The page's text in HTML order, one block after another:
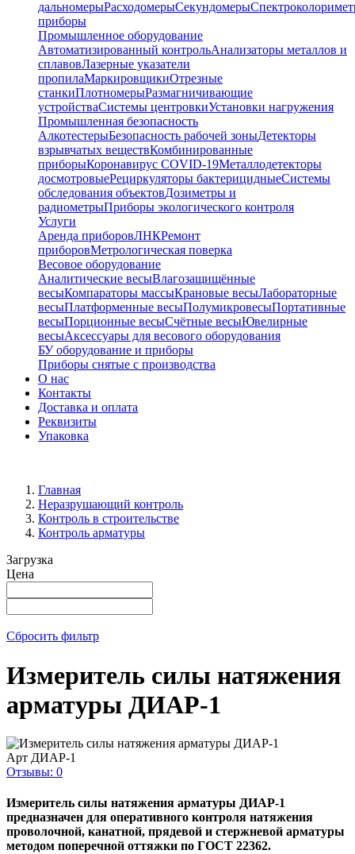
дальномерыРасходомерыСекундомеры
приборы
Промышленное оборудование
Автоматизированный контрольАнализаторы металлов и
сплавовЛазерные указатели
пропилаМаркировщикиОтрезные
станкиПлотномерыРазмагничивающие
устройстваСистемы центровкиУстановки нагружения
Промышленная безопасность
АлкотестерыБезопасность рабочей зоныДетекторы
взрывчатых веществКомбинированные
приборыКоронавирус COVID-19Металлодетекторы
досмотровыеРециркуляторы бактерицидныеСистемы
обследования объектовДозиметры и
радиометрыПриборы экологического контроля
Услуги
Аренда приборовЛНКРемонт
приборовМетрологическая поверка
Весовое оборудование
Аналитические весыВлагозащищённые
весыКомпараторы массыКрановые весыЛабораторные
весыПлатформенные весыПолумикровесыПортативные
весыПорционные весыСчётные весыЮвелирные
весыАксессуары для весового оборудования
БУ оборудование и приборы
Приборы снятые с производства
О нас
Контакты
Доставка и оплата
Реквизиты
Упаковка
Главная
Неразрушающий контроль
Контроль в строительстве
Контроль арматуры
Загрузка
Цена
Сбросить фильтр
Измеритель силы натяжения
арматуры ДИАР-1
Арт ДИАР-1
Отзывы: 0
Измеритель силы натяжения арматуры ДИАР-1
предназначен для оперативного контроля натяжения
проволочной, канатной, прядевой и стержневой арматуры
методом поперечной оттяжки по ГОСТ 22362.